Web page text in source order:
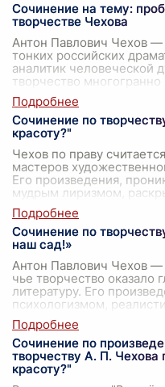
Сочинение на тему:
творчестве Чехова
Антон Павлович Чехов
тонких российских
аналитик человеческой
творчество многогранно
Сочинение по
красоту?"
Чехов по праву
мастеров
Его произведения,
мудрым лиризмом,
Сочинение по
наш сад!»
Антон Павлович Чехов
чье творчество оказало
литературу. Его
психологизмом,
Сочинение по
творчеству А. П.
красоту?"